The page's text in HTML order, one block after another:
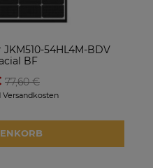
54HL4M-BDV
BF
77,60 €